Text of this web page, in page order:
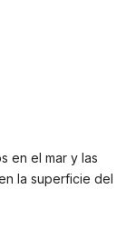
en el mar y las
la superficie del